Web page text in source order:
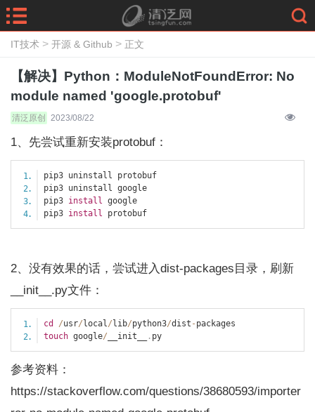
IT技术 > 开源 & Github > 正文
【解决】Python：ModuleNotFoundError: No
module named 'google.protobuf'
清泛原创 2023/08/22
1、先尝试重新安装protobuf：
pip3 uninstall protobuf
pip3 uninstall google
pip3 install google
pip3 install protobuf
2、没有效果的话，尝试进入dist-packages目录，刷新
__init__.py文件：
cd /usr/ local/ lib/python3/dist -
touch google/ __init__ . py
参考资料：
https://stackoverflow.com/questions/38680593/importer